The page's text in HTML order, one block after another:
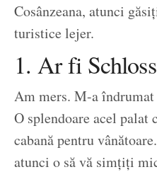
Cosânzeana, atunci
turistice lejer.
1. Ar fi
Am mers. M-a
O splendoare acel
cabană pentru
atunci o să vă simțiți